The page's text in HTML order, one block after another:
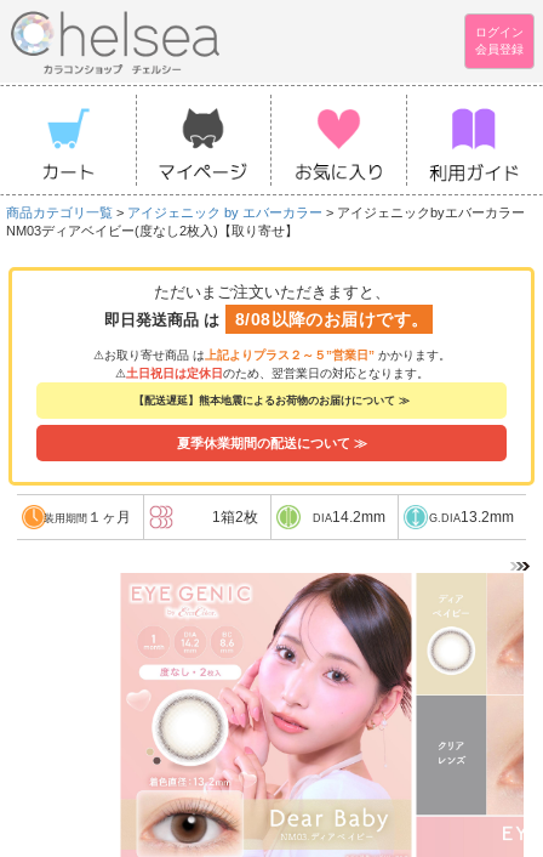
ログイン
会員登録
商品カテゴリ一覧 > アイジェニック by エバーカラー > アイジェニックbyエバーカラー
NM03ディアベイビー(度なし2枚入)【取り寄せ】
ただいまご注文いただきますと、
即日発送商品 は
8/08以降のお届けです。
⚠お取り寄せ商品 は 上記よりプラス２～５”営業日” かかります。
⚠土日祝日は定休日のため、翌営業日の対応となります。
【配送遅延】熊本地震によるお荷物のお届けについて ≫
夏季休業期間の配送について ≫
装用期間 １ヶ月 1箱2枚 DIA14.2mm G.DIA13.2mm